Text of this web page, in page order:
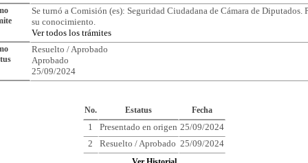
Se turnó a Comisión (es): Seguridad Ciudadana de Cámara de Diputados.
su conocimiento.
Ver todos los trámites
Resuelto / Aprobado
Aprobado
25/09/2024
No. Estatus Fecha
1 Presentado en origen 25/09/2024
2
Resuelto / Aprobado 25/09/2024